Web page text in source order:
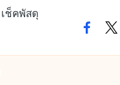
เช็คพัสดุ